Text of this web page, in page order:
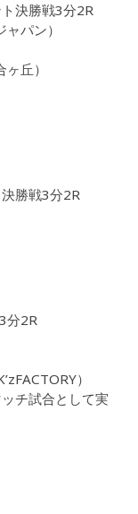
決勝戦3分2R
パン）
丘）
勝戦3分2R
分2R
）
チ試合として実